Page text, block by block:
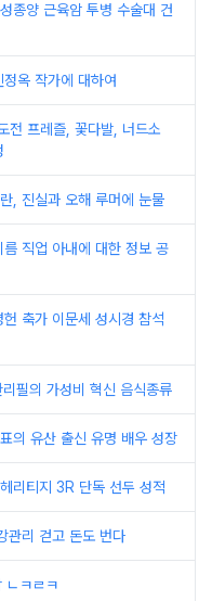
종양 근육암 투병 수술대 건
옥 작가에 대하여
전 프레즐, 꽃다발, 너드소
, 진실과 오해 루머에 눈물
직업 아내에 대한 정보 공
축가 이문세 성시경 참석
필의 가성비 혁신 음식종류
의 유산 출신 유명 배우 성장
리티지 3R 단독 선두 성적
관리 걷고 돈도 번다
ㅋㄹㅋ